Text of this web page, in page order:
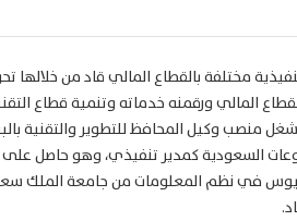
مختلفة بالقطاع المالي قاد من خلالها
المالي ورقمنه خدماته وتنمية قطاع
منصب وكيل المحافظ للتطوير والتقنية
السعودية كمدير تنفيذي، وهو حاصل على
في نظم المعلومات من جامعة الملك